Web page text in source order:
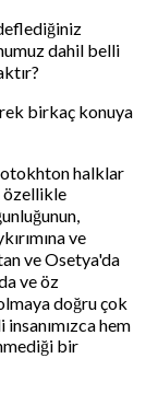
dahil belli
birkaç konuya
otokhton halklar
özellikle
ve
ve Osetya'da
ve öz
doğru çok
hem
bir